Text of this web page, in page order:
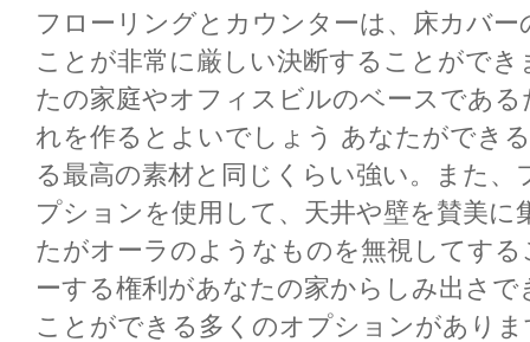
フローリングとカウンターは、床カバ
ことが非常に厳しい決断することがで
たの家庭やオフィスビルのベースであ
れを作るとよいでしょう あなたができ
る最高の素材と同じくらい強い。また
プションを使用して、天井や壁を賛美
たがオーラのようなものを無視してす
ーする権利があなたの家からしみ出さ
ことができる多くのオプションがあり